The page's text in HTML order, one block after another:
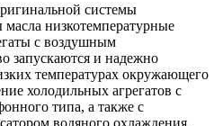
системы
низкотемпературные
с воздушным
запускаются и надежно
температурах окружающего
холодильных агрегатов с
типа, а также с
водяного охлаждения.